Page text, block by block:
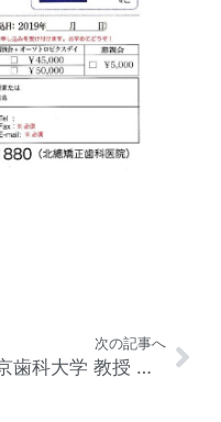
次の記事へ
東京歯科大学 教授 福田 謙一先生 セミナーのご案内